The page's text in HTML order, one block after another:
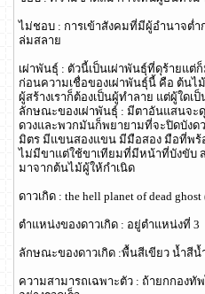
ไม่ชอบ : การเข้าสังคมที่มีผู้อำนาจต่ำ
ล่มสลาย
เผ่าพันธุ์ : ตัวนี้เป็นเผ่าพันธุ์ที่ดุร้ายแต่
ก่อนความเชื่อของเผ่าพันธุ์นี้ คือ ต้นไม้
ผู้สร้างเราก็ต้องเป็นผู้ทำลาย แต่ผู้ใด
ลักษณะของเผ่าพันธุ์ : มีตาอันแสนจะ
ดวงและพวกมันก็พยายามที่จะปิดบังด
มิตร มีแขนสองแขน มีมือสอง มือที่พ
ไม่มีขาแต่ใช้ขาเทียมที่มีหน้าที่บังขับ
มาจากต้นไม้ผู้ให้กำเนิด
ดาวเกิด : the hell planet of dead
ตำแหน่งของดาวเกิด : อยู่ตำแหน่งที่ 3
ลักษณะของดาวเกิด :พื้นสีเขียว น้ำสีน้
ความสามารถเฉพาะตัว : ถ้ายกกองทั